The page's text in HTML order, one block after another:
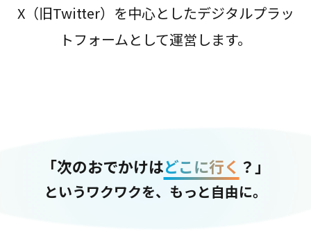
X（旧Twitter）を中心としたデジタルプラッ
トフォームとして運営します。
「次のおでかけはどこに行く ？」
というワクワクを、もっと自由に。